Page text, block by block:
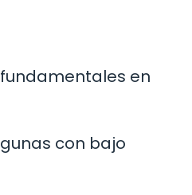
en
con bajo